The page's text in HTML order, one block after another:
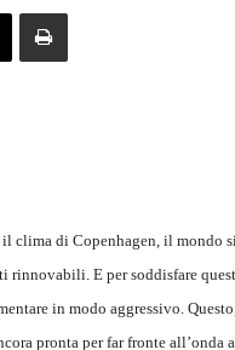
clima di Copenhagen, il mondo
rinnovabili. E per soddisfare
in modo aggressivo.
pronta per far fronte all’onda